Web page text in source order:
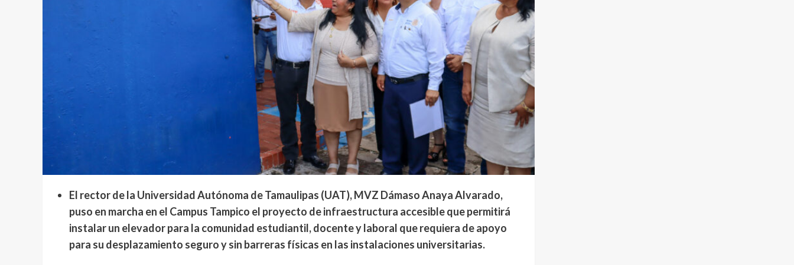
El rector de la Universidad Autónoma de Tamaulipas (UAT), MVZ Dámaso Anaya Alvarado,
puso en marcha en el Campus Tampico el proyecto de infraestructura accesible que permitirá
instalar un elevador para la comunidad estudiantil, docente y laboral que requiera de apoyo
para su desplazamiento seguro y sin barreras físicas en las instalaciones universitarias.